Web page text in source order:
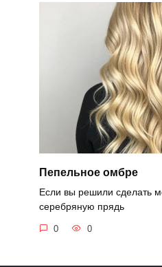
Пепельное омбре
Если вы решили сделать
серебряную прядь
0 0